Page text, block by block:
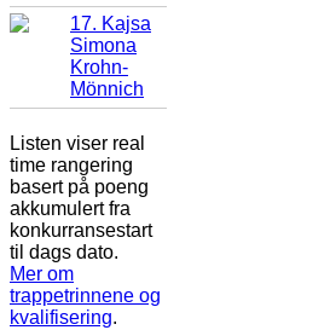
17. Kajsa
Simona
Krohn-
Mönnich
Listen viser real
time rangering
basert på poeng
akkumulert fra
konkurransestart
til dags dato.
Mer om
trappetrinnene og
kvalifisering.